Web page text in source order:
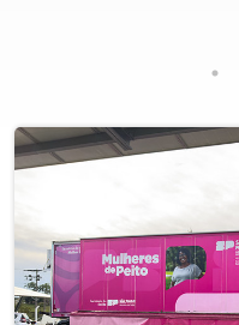
SESI, ampliando o
retomar os estudos.A
Jovens e Adultos
oferecida em Sete
passou por uma
com o SESI, a
o Ensino Fundamental
Médio, ampliando
para que jovens e